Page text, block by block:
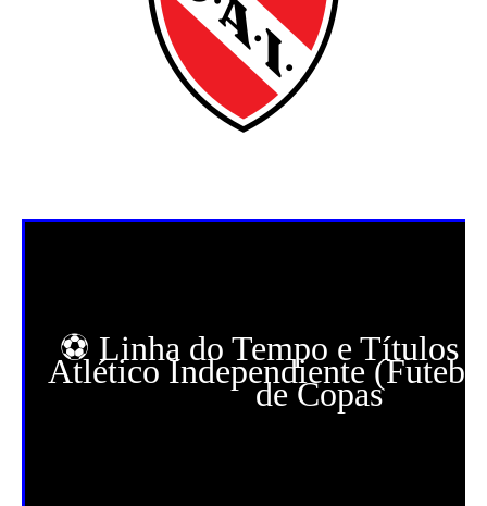
⚽ Linha do Tempo e Títulos
Atlético Independiente
de Copas